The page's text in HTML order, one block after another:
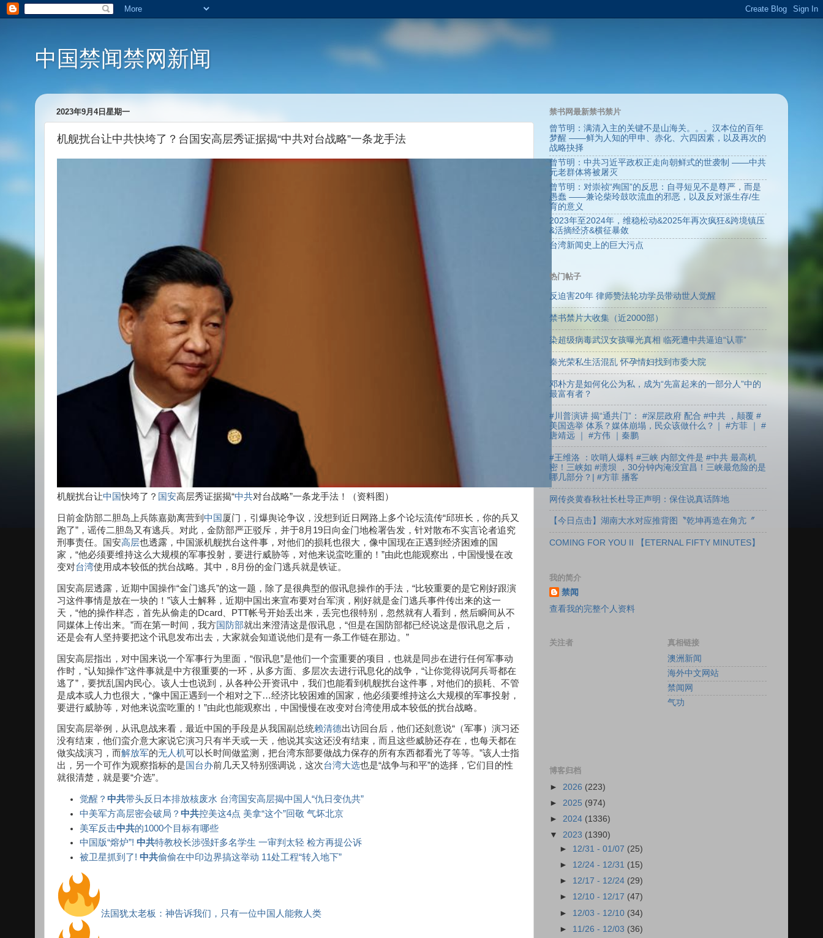
中国禁闻禁网新闻
2023年9月4日星期一
机舰扰台让中共快垮了？台国安高层秀证据揭“中共对台战略”一条龙手法
机舰扰台让中国快垮了？ 国安高层秀证据揭“中共对台战略”一条龙手法！（资料图）
日前金防部二胆岛上兵陈嘉勋离营到 中国 厦门，引爆舆论争议，没想到近日网路上多个论坛流传“邱班长，你的兵又
跑了”，谣传二胆岛又有逃兵。对此，金防部严正驳斥，并于8月19日向金门地检署告发，针对散布不实言论者追究
刑事责任。国安高层也透露，中国派机舰扰台这件事，对他们的损耗也很大，像中国现在正遇到经济困难的国
家，“他必须要维持这么大规模的军事投射，要进行威胁等，对他来说蛮吃重的！”由此也能观察出，中国慢慢在改
变对台湾使用成本较低的扰台战略。其中，8月份的金门逃兵就是铁证。
国安高层透露，近期中国操作“金门逃兵”的这一题，除了是很典型的假讯息操作的手法，“比较重要的是它刚好跟演
习这件事情是放在一块的！”该人士解释，近期中国出来宣布要对台军演，刚好就是金门逃兵事件传出来的这一
天，“他的操作样态，首先从偷走的Dcard、PTT帐号开始丢出来，丢完也很特别，忽然就有人看到，然后瞬间从不
同媒体上传出来。”而在第一时间，我方国防部就出来澄清这是假讯息，“但是在国防部都已经说这是假讯息之后，
还是会有人坚持要把这个讯息发布出去，大家就会知道说他们是有一条工作链在那边。”
国安高层指出，对中国来说一个军事行为里面，“假讯息”是他们一个蛮重要的项目，也就是同步在进行任何军事动
作时，“认知操作”这件事就是中方很重要的一环，从多方面、多层次去进行讯息化的战争，“让你觉得说阿兵哥都在
逃了”，要扰乱国内民心。该人士也说到，从各种公开资讯中，我们也能看到机舰扰台这件事，对他们的损耗、不管
是成本或人力也很大，“像中国正遇到一个相对之下…经济比较困难的国家，他必须要维持这么大规模的军事投射，
要进行威胁等，对他来说蛮吃重的！”由此也能观察出，中国慢慢在改变对台湾使用成本较低的扰台战略。
国安高层举例，从讯息战来看，最近中国的手段是从我国副总统赖清德出访回台后，他们还刻意说“（军事）演习还
没有结束，他们蛮介意大家说它演习只有半天或一天，他说其实这还没有结束，而且这些威胁还存在，也每天都在
做实战演习，而解放军的无人机可以长时间做监测，把台湾东部要做战力保存的所有东西都看光了等等。”该人士指
出，另一个可作为观察指标的是 国台办前几天又特别强调说，这次台湾大选也是“战争与和平”的选择，它们目的性
就很清楚，就是要“介选”。
觉醒？中共带头反日本排放核废水 台湾国安高层揭中国人“仇日变仇共”
中美军方高层密会破局？中共控美这4点 美拿“这个”回敬 气坏北京
美军反击中共的1000个目标有哪些
中国版“熔炉”!中共特教校长涉强奸多名学生 一审判太轻 检方再提公诉
被卫星抓到了!中共偷偷在中印边界搞这举动 11处工程“转入地下”
法国犹太老板：神告诉我们，只有一位中国人能救人类
禁书网最新禁书禁片
曾节明：满清入主的关键不是山海关。。。汉本位的百年
梦醒 ——鲜为人知的甲申、赤化、六四因素，以及再次的
战略抉择
曾节明：中共习近平政权正走向朝鲜式的世袭制 ——中共
元老群体将被屠灭
曾节明：对崇祯“殉国”的反思：自寻短见不是尊严，而是
愚蠢 ——兼论柴玲鼓吹流血的邪恶，以及反对派生存/生
育的意义
2023年至2024年，维稳松动&2025年再次疯狂&跨境镇压
&活摘经济&横征暴敛
台湾新闻史上的巨大污点
热门帖子
反迫害20年 律师赞法轮功学员带动世人觉醒
禁书禁片大收集（近2000部）
染超级病毒武汉女孩曝光真相 临死遭中共逼迫“认罪”
秦光荣私生活混乱 怀孕情妇找到市委大院
邓朴方是如何化公为私，成为“先富起来的一部分人”中的
最富有者？
#川普演讲 揭“通共门”： #深层政府 配合 #中共 ，颠覆 #
美国选举 体系？媒体崩塌，民众该做什么？｜ #方菲 ｜ #
唐靖远 ｜ #方伟 ｜秦鹏
#王维洛 ：吹哨人爆料 #三峡 内部文件是 #中共 最高机
密！三峡如 #溃坝 ，30分钟内淹没宜昌！三峡最危险的是
哪几部分？| #方菲 播客
网传炎黄春秋社长杜导正声明：保住说真话阵地
【今日点击】湖南大水对应推背图〝乾坤再造在角亢〞
COMING FOR YOU II 【ETERNAL FIFTY MINUTES】
我的简介
禁闻
查看我的完整个人资料
关注者
真相链接
澳洲新闻
海外中文网站
禁闻网
气功
博客归档
► 2026 (223)
► 2025 (974)
► 2024 (1336)
▼ 2023 (1390)
► 12/31 - 01/07 (25)
► 12/24 - 12/31 (15)
► 12/17 - 12/24 (29)
► 12/10 - 12/17 (47)
► 12/03 - 12/10 (34)
► 11/26 - 12/03 (36)